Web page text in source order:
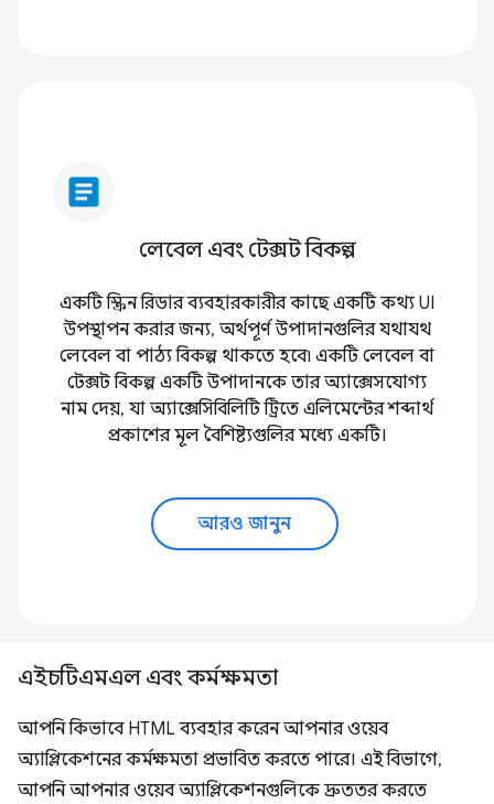
article
লেবেল এবং টেক্সট বিকল্প
একটি স্ক্রিন রিডার ব্যবহারকারীর কাছে একটি কথ্য UI
উপস্থাপন করার জন্য, অর্থপূর্ণ উপাদানগুলির যথাযথ
লেবেল বা পাঠ্য বিকল্প থাকতে হবে৷ একটি লেবেল বা
টেক্সট বিকল্প একটি উপাদানকে তার অ্যাক্সেসযোগ্য
নাম দেয়, যা অ্যাক্সেসিবিলিটি ট্রিতে এলিমেন্টের শব্দার্থ
প্রকাশের মূল বৈশিষ্ট্যগুলির মধ্যে একটি।
আরও জানুন
এইচটিএমএল এবং কর্মক্ষমতা
আপনি কিভাবে HTML ব্যবহার করেন আপনার ওয়েব
অ্যাপ্লিকেশনের কর্মক্ষমতা প্রভাবিত করতে পারে। এই বিভাগে,
আপনি আপনার ওয়েব অ্যাপ্লিকেশনগুলিকে দ্রুততর করতে